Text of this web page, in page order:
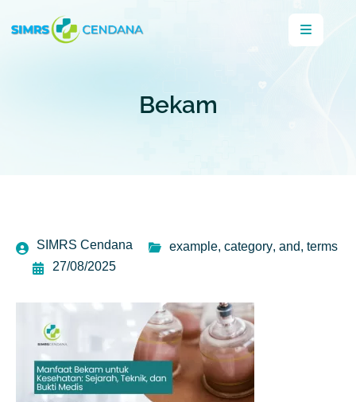
Bekam
SIMRS Cendana example, category, and, terms
27/08/2025